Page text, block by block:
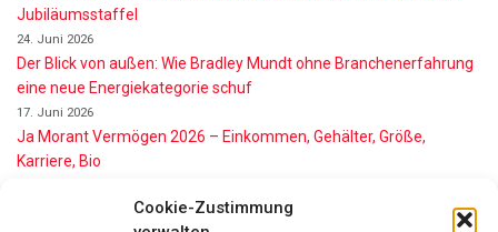
Cookie-Zustimmung
Jubiläumsstaffel
24. Juni 2026
Der Blick von außen: Wie Bradley Mundt ohne Branchenerfahrung
eine neue Energiekategorie schuf
17. Juni 2026
Ja Morant Vermögen 2026 – Einkommen, Gehälter, Größe,
Karriere, Bio
Alice Walton Vermögen 2026: So reich ist die Walmart-Erbin